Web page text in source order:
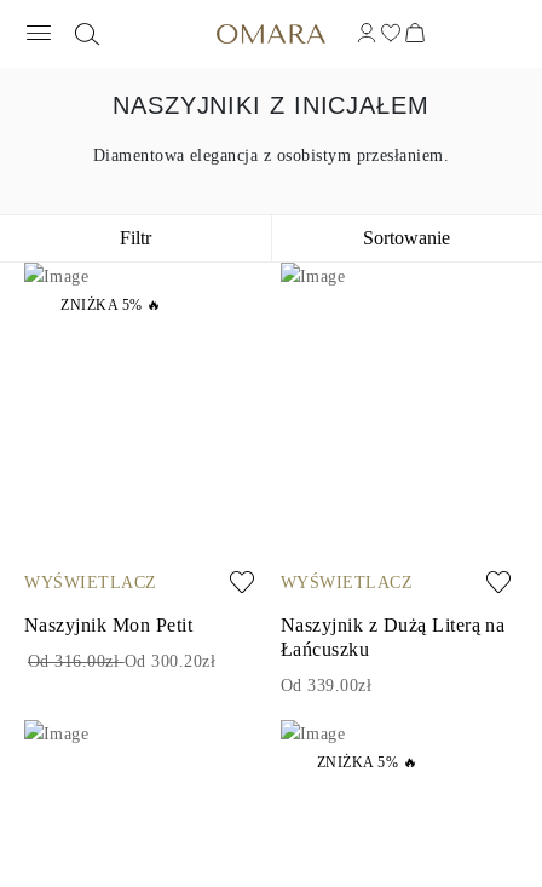
NASZYJNIKI Z INICJAŁEM
Diamentowa elegancja z osobistym przesłaniem.
Filtr Sortowanie
ZNIŻKA 5% 🔥
WYŚWIETLACZ
Naszyjnik Mon Petit
Od 316.00złOd 300.20zł
WYŚWIETLACZ
Naszyjnik z Dużą Literą na
Łańcuszku
Od 339.00zł
ZNIŻKA 5% 🔥